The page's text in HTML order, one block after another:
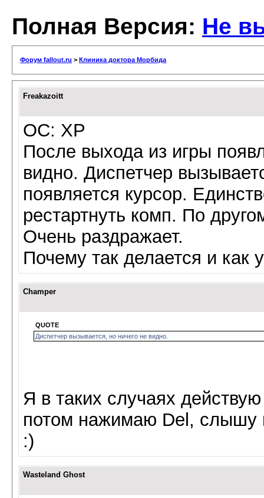
Полная Версия: Не
Форум fallout.ru > Клиника доктора Морбида
Freakazoitt
ОС: XP
После выхода из игры
видно. Диспетчер
появляется курсор.
рестартнуть комп. По
Очень раздражает.
Почему так делается и как
Champer
QUOTE
Диспетчер вызывается, но ничего не видно.
Я в таких случаях
потом нажимаю Del, слышу
:)
Wasteland Ghost